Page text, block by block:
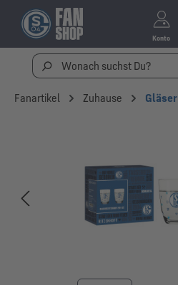
Konto
Fanartikel Zuhause Gläser